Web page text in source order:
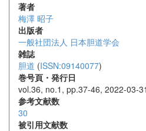
著者
梅澤 昭子
出版者
一般社団法人 日本胆道学会
雑誌
胆道 (ISSN:09140077)
巻号頁・発行日
vol.36, no.1, pp.37-46, 2022-03-
参考文献数
30
被引用文献数